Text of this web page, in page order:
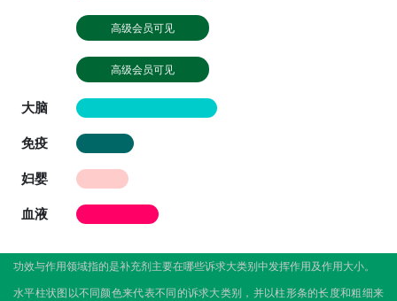
高级会员可见
高级会员可见
大脑
免疫
妇婴
血液
功效与作用领域指的是补充剂主要在哪些诉求大类别中发挥作用及作用大小。
水平柱状图以不同颜色来代表不同的诉求大类别，并以柱形条的长度和粗细来